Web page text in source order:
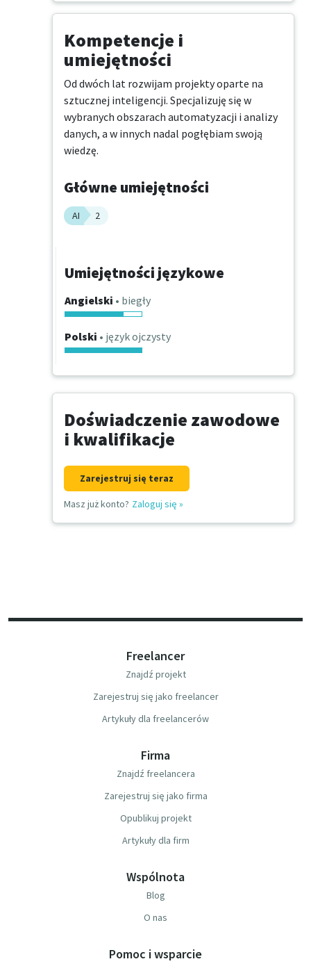
Kompetencje i
umiejętności
Od dwóch lat rozwijam projekty oparte na
sztucznej inteligencji. Specjalizuję się w
wybranych obszarach automatyzacji i analizy
danych, a w innych nadal pogłębiam swoją
wiedzę.
Główne umiejętności
AI 2
Umiejętności językowe
Angielski • biegły
Polski • język ojczysty
Doświadczenie zawodowe
i kwalifikacje
Zarejestruj się teraz
Masz już konto? Zaloguj się »
Freelancer
Znajdź projekt
Zarejestruj się jako freelancer
Artykuły dla freelancerów
Firma
Znajdź freelancera
Zarejestruj się jako firma
Opublikuj projekt
Artykuły dla firm
Wspólnota
Blog
O nas
Pomoc i wsparcie